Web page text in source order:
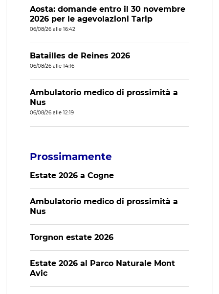
Aosta: domande entro il 30 novembre
2026 per le agevolazioni Tarip
06/08/26 alle 16:42
Batailles de Reines 2026
06/08/26 alle 14:16
Ambulatorio medico di prossimità a
Nus
06/08/26 alle 12:19
Prossimamente
Estate 2026 a Cogne
Ambulatorio medico di prossimità a
Nus
Torgnon estate 2026
Estate 2026 al Parco Naturale Mont
Avic